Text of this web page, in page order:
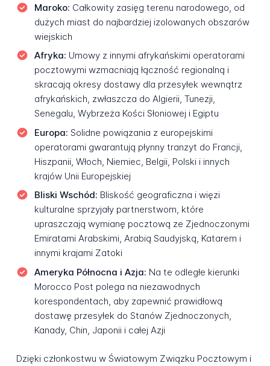
Maroko: Całkowity zasięg terenu narodowego, od
dużych miast do najbardziej izolowanych obszarów
wiejskich
Afryka: Umowy z innymi afrykańskimi operatorami
pocztowymi wzmacniają łączność regionalną i
skracają okresy dostawy dla przesyłek wewnątrz
afrykańskich, zwłaszcza do Algierii, Tunezji,
Senegalu, Wybrzeża Kości Słoniowej i Egiptu
Europa: Solidne powiązania z europejskimi
operatorami gwarantują płynny tranzyt do Francji,
Hiszpanii, Włoch, Niemiec, Belgii, Polski i innych
krajów Unii Europejskiej
Bliski Wschód: Bliskość geograficzna i więzi
kulturalne sprzyjały partnerstwom, które
upraszczają wymianę pocztową ze Zjednoczonymi
Emiratami Arabskimi, Arabią Saudyjską, Katarem i
innymi krajami Zatoki
Ameryka Północna i Azja: Na te odległe kierunki
Morocco Post polega na niezawodnych
korespondentach, aby zapewnić prawidłową
dostawę przesyłek do Stanów Zjednoczonych,
Kanady, Chin, Japonii i całej Azji
Dzięki członkostwu w Światowym Związku Pocztowym i